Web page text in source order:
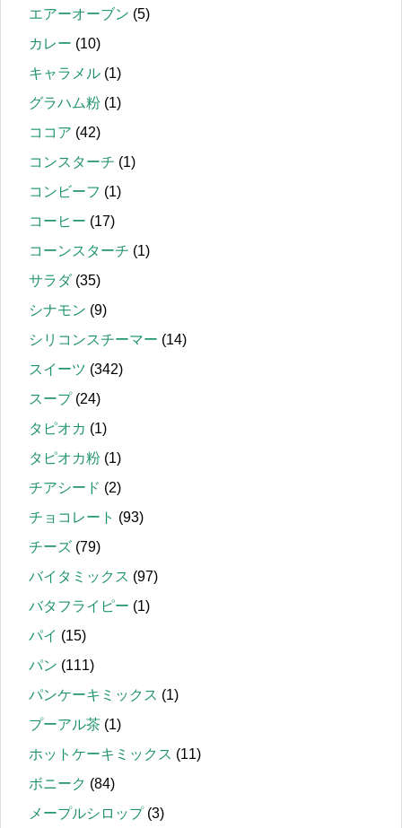
エアーオーブン (5)
カレー (10)
キャラメル (1)
グラハム粉 (1)
ココア (42)
コンスターチ (1)
コンビーフ (1)
コーヒー (17)
コーンスターチ (1)
サラダ(35)
シナモン (9)
シリコンスチーマー (14)
スイーツ (342)
スープ(24)
タピオカ (1)
タピオカ粉 (1)
チアシード (2)
チョコレート (93)
チーズ (79)
バイタミックス (97)
バタフライピー (1)
パイ (15)
パン (111)
パンケーキミックス (1)
プーアル茶 (1)
ホットケーキミックス (11)
ボニーク (84)
メープルシロップ(3)